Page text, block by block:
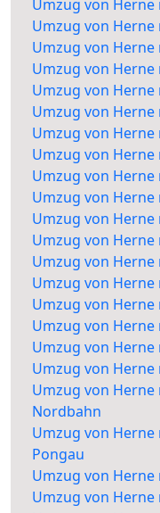
Umzug von
Umzug von Herne
Umzug von Herne
Umzug von Herne
Umzug von
Umzug von
Umzug von Herne
Umzug von Herne
Umzug von Herne
Umzug von
Umzug von Herne
Umzug von Herne
Umzug von
Umzug von Herne
Umzug von
Umzug von
Umzug von
Umzug von
Umzug von
Nordbahn
Umzug von Herne
Pongau
Umzug von
Umzug von Herne